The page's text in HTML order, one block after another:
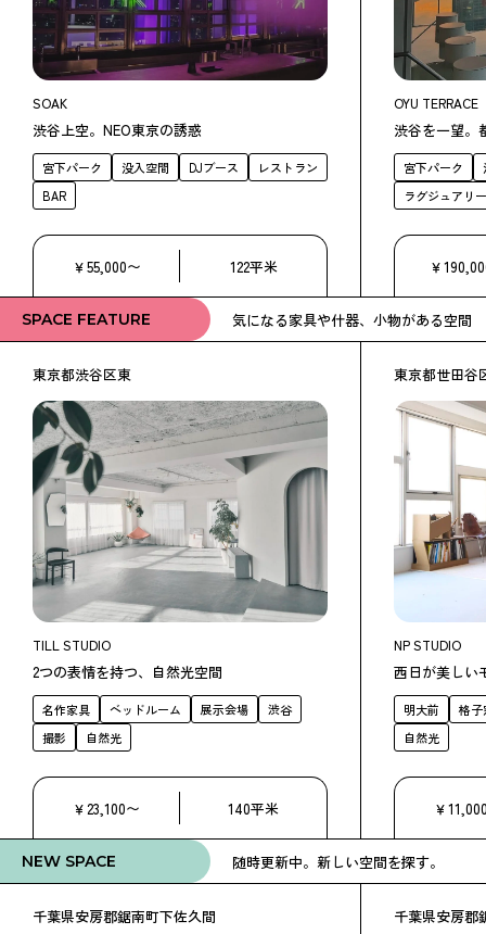
SOAK
渋谷上空。NEO東京の誘惑
宮下パーク 没入空間 DJブース
レストラン
BAR
￥55,000〜 122平米
OYU TERRACE
渋谷を一望。
宮下パーク
ラグジュアリ
￥
SPACE FEATURE 気になる家具や什器、小物がある空間
東京都渋谷区東
TILL STUDIO
2つの表情を持つ、自然光空間
名作家具 ベッドルーム 展示会場
渋谷
撮影
自然光
￥23,100〜 140平米
東京都世田谷
NP STUDIO
西日が美しい
明大前
格子
自然光
￥
NEW SPACE 随時更新中。新しい空間を探す。
千葉県安房郡鋸南町下佐久間 千葉県安房郡